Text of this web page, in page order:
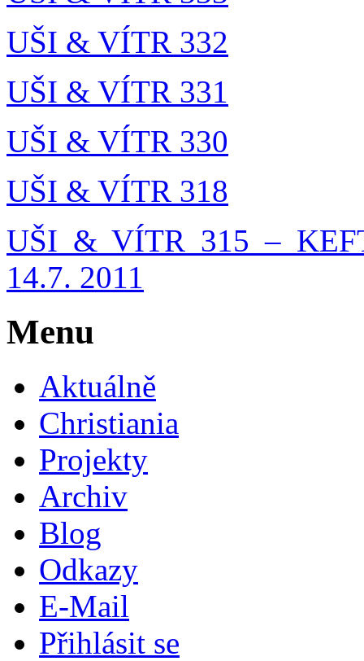
UŠI & VÍTR 332
UŠI & VÍTR 331
UŠI & VÍTR 330
UŠI & VÍTR 318
UŠI & VÍTR 315 –
14.7. 2011
Menu
Aktuálně
Christiania
Projekty
Archiv
Blog
Odkazy
E-Mail
Přihlásit se